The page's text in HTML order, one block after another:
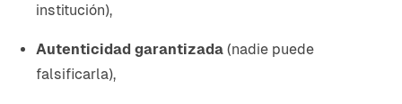
institución),
Autenticidad garantizada (nadie puede
falsificarla),